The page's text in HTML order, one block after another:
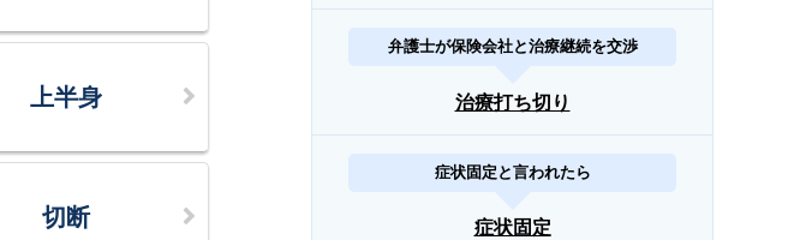
上半身
切断
弁護士が保険会社と治療継続を交渉
治療打ち切り
症状固定と言われたら
症状固定